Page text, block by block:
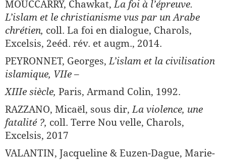
MOUCCARRY, Chawkat, La foi à l’épreuve.
L’islam et le christianisme vus par un Arabe
chrétien, coll. La foi en dialogue, Charols,
Excelsis, 2eéd. rév. et augm., 2014.
PEYRONNET, Georges, L’islam et la civilisation
islamique, VIIe –
XIIIe siècle, Paris, Armand Colin, 1992.
RAZZANO, Micaël, sous dir, La violence, une
fatalité ?, coll. Terre Nou­ velle, Charols,
Excelsis, 2017
VALANTIN, Jacqueline & Euzen-Dague, Marie-